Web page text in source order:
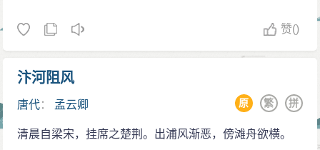
赞()
汴河阻风
唐代： 孟云卿 拼
繁
原
清晨自梁宋，挂席之楚荆。出浦风渐恶，傍滩舟欲横。